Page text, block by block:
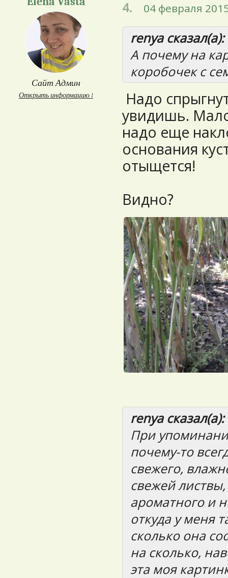
Сайт Админ
Открыть информацию ↓
4. 04 февраля
renya сказал(а):
А почему на
коробочек с
Надо
увидишь.
надо еще
основания
отыщется!
Видно?
renya сказал(а):
При
почему-то
свежего,
свежей
ароматного и
откуда у меня
сколько она
на сколько,
эта моя